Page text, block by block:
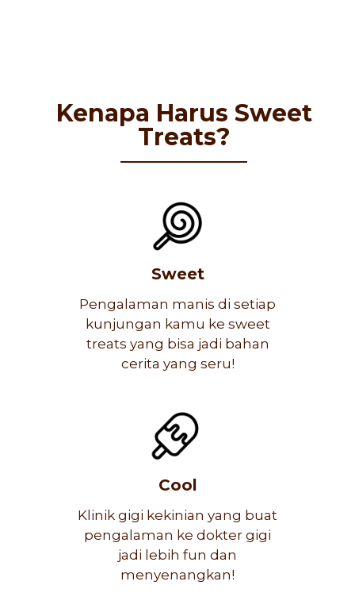
Kenapa Harus Sweet
Treats?
Sweet
Pengalaman manis di setiap
kunjungan kamu ke sweet
treats yang bisa jadi bahan
cerita yang seru!
Cool
Klinik gigi kekinian yang buat
pengalaman ke dokter gigi
jadi lebih fun dan
menyenangkan!